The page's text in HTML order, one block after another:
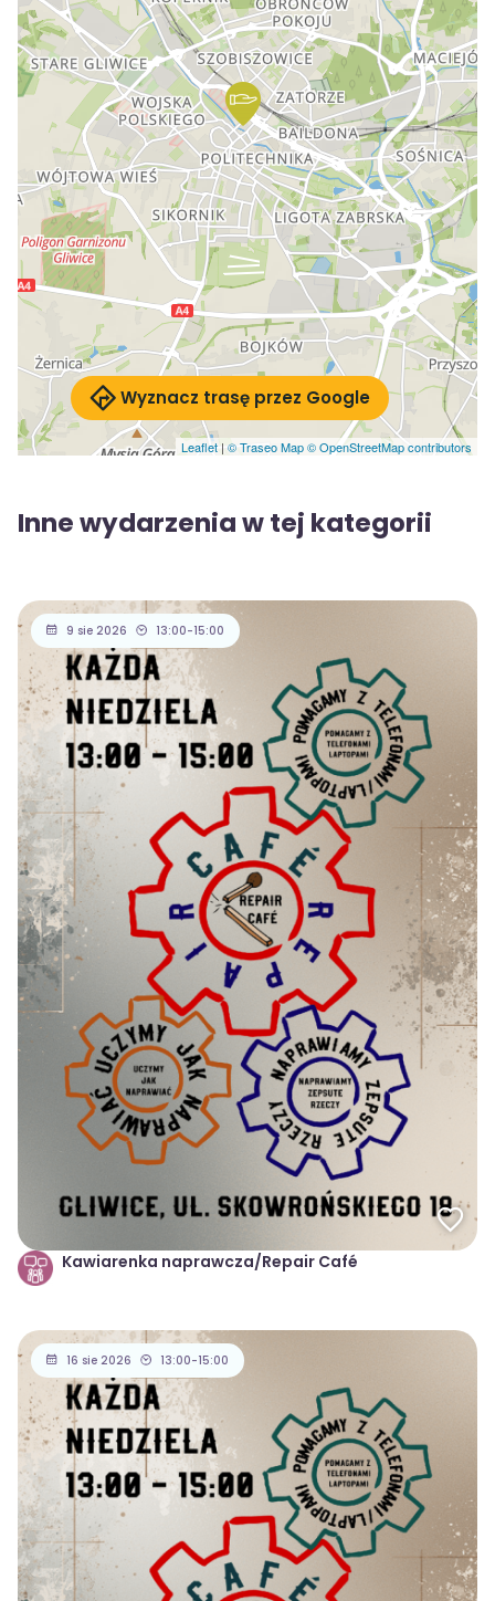
Leaflet|© Traseo Map© OpenStreetMap contributors
Wyznacz trasę przez Google
Inne wydarzenia w tej kategorii
9 sie 2026 13:00-15:00
Kawiarenka naprawcza/Repair Café
16 sie 2026 13:00-15:00